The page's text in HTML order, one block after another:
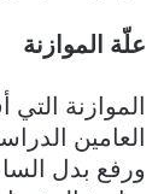
علّة الموازنة
الموازنة
ورفع بدل